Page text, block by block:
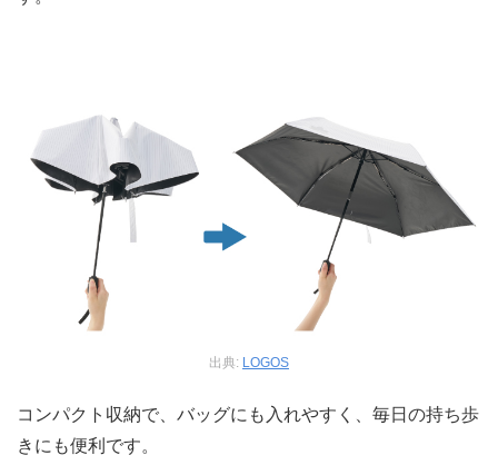
出典: LOGOS
コンパクト収納で、バッグにも入れやすく、毎日の持ち歩
きにも便利です。